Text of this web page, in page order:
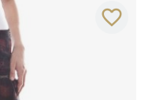
favorite_border